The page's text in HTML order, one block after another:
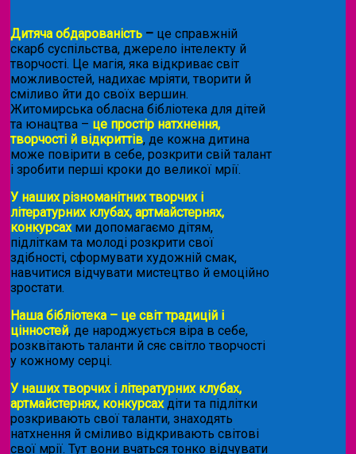
Дитяча обдарованість – це справжній
скарб суспільства, джерело інтелекту й
творчості. Це магія, яка відкриває світ
можливостей, надихає мріяти, творити й
сміливо йти до своїх вершин.
Житомирська обласна бібліотека для дітей
та юнацтва – це простір натхнення,
творчості й відкриттів, де кожна дитина
може повірити в себе, розкрити свій талант
і зробити перші кроки до великої мрії.
У наших різноманітних творчих і
літературних клубах, артмайстернях,
конкурсахми допомагаємо дітям,
підліткам та молоді розкрити свої
здібності, сформувати художній смак,
навчитися відчувати мистецтво й емоційно
зростати.
Наша бібліотека – це світ традицій і
цінностей, де народжується віра в себе,
розквітають таланти й сяє світло творчості
у кожному серці.
У наших творчих і літературних клубах,
артмайстернях, конкурсахдіти та підлітки
розкривають свої таланти, знаходять
натхнення й сміливо відкривають світові
свої мрії. Тут вони вчаться тонко відчувати